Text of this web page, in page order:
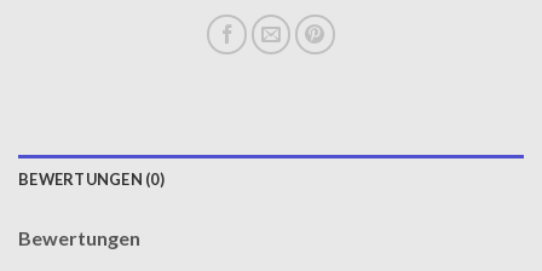
BEWERTUNGEN (0)
Bewertungen